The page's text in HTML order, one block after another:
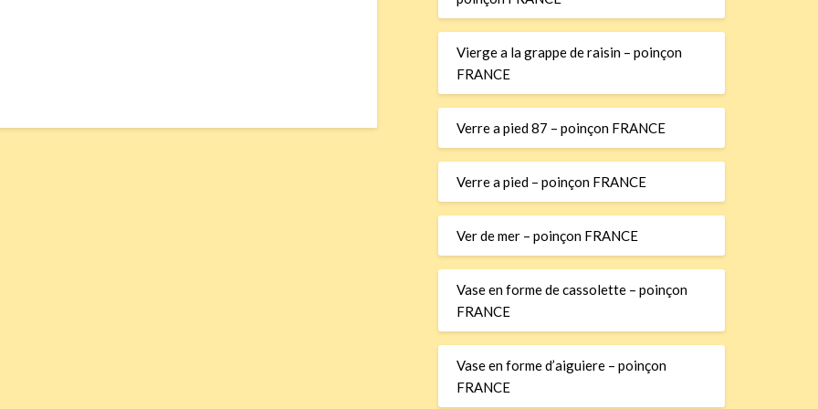
Vierge a la grappe de raisin – poinçon
FRANCE
Verre a pied 87 – poinçon FRANCE
Verre a pied – poinçon FRANCE
Ver de mer – poinçon FRANCE
Vase en forme de cassolette – poinçon
FRANCE
Vase en forme d’aiguiere – poinçon
FRANCE